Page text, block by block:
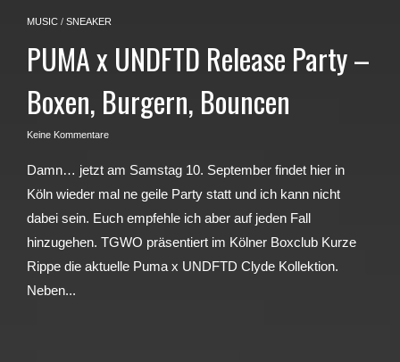
MUSIC / SNEAKER
PUMA x UNDFTD Release Party –
Boxen, Burgern, Bouncen
Keine Kommentare
Damn… jetzt am Samstag 10. September findet hier in
Köln wieder mal ne geile Party statt und ich kann nicht
dabei sein. Euch empfehle ich aber auf jeden Fall
hinzugehen. TGWO präsentiert im Kölner Boxclub Kurze
Rippe die aktuelle Puma x UNDFTD Clyde Kollektion.
Neben...